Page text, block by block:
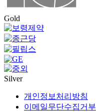
Gold
Silver
개인정보처리방침
이메일무단수집거부